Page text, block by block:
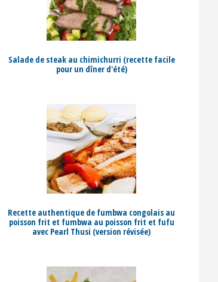
Salade de steak au chimichurri (recette facile
pour un dîner d'été)
Recette authentique de fumbwa congolais au
poisson frit et fumbwa au poisson frit et fufu
avec Pearl Thusi (version révisée)